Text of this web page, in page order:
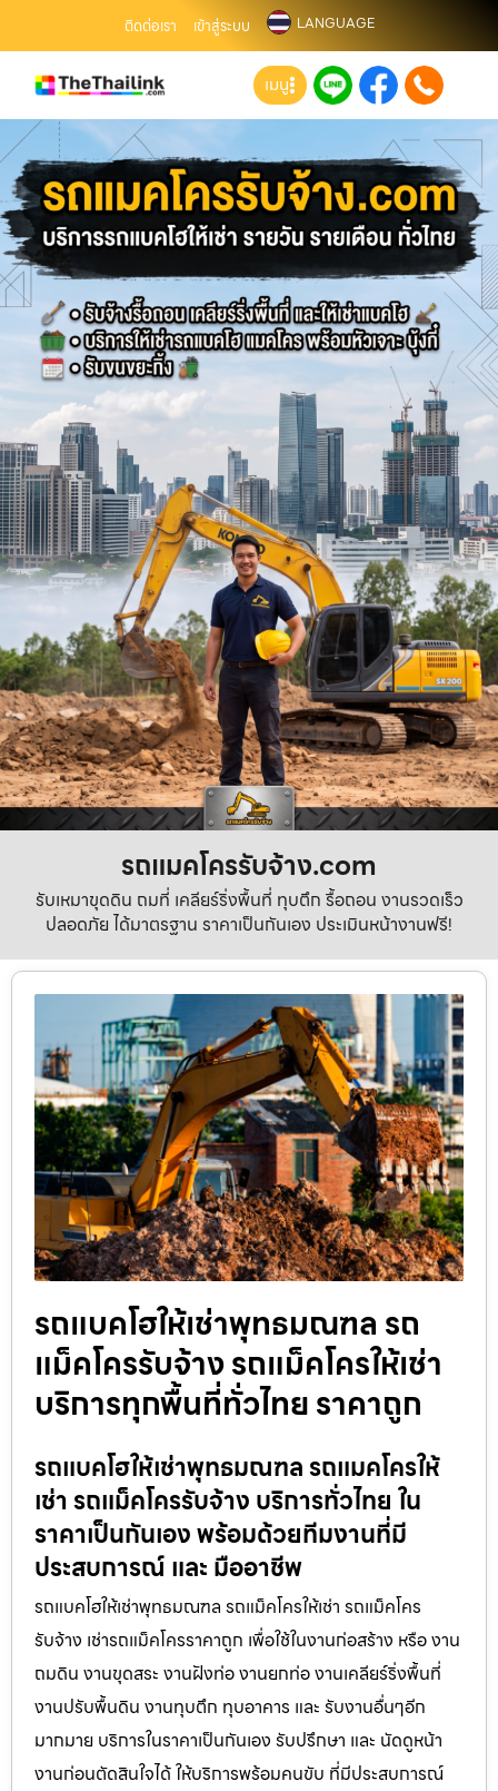
ติดต่อเรา เข้าสู่ระบบ LANGUAGE
เมนู
รถแมคโครรับจ้าง.com
รับเหมาขุดดิน ถมที่ เคลียร์ริ่งพื้นที่ ทุบตึก รื้อถอน งานรวดเร็ว
ปลอดภัย ได้มาตรฐาน ราคาเป็นกันเอง ประเมินหน้างานฟรี!
รถแบคโฮให้เช่าพุทธมณฑล รถ
แม็คโครรับจ้าง รถแม็คโครให้เช่า
บริการทุกพื้นที่ทั่วไทย ราคาถูก
รถแบคโฮให้เช่าพุทธมณฑล รถแมคโครให้
เช่า รถแม็คโครรับจ้าง บริการทั่วไทย ใน
ราคาเป็นกันเอง พร้อมด้วยทีมงานที่มี
ประสบการณ์ และ มืออาชีพ
รถแบคโฮให้เช่าพุทธมณฑล รถแม็คโครให้เช่า รถแม็คโคร
รับจ้าง เช่ารถแม็คโครราคาถูก เพื่อใช้ในงานก่อสร้าง หรือ งาน
ถมดิน งานขุดสระ งานฝังท่อ งานยกท่อ งานเคลียร์ริ่งพื้นที่
งานปรับพื้นดิน งานทุบตึก ทุบอาคาร และ รับงานอื่นๆอีก
มากมาย บริการในราคาเป็นกันเอง รับปรึกษา และ นัดดูหน้า
งานก่อนตัดสินใจได้ ให้บริการพร้อมคนขับ ที่มีประสบการณ์